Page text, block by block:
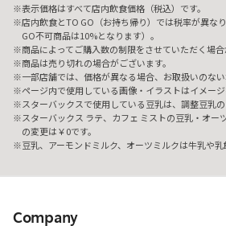
表示価格はすべて店内飲食価格（税込）です。
店内飲食とTO GO（お持ち帰り）では税率が異な
GO不可商品は10%となります）。
商品によってご購入数の制限をさせていただく場合
商品は売り切れの場合がございます。
一部店舗では、価格が異なる場合、お取扱いのない
ページ内で使用している画像・イラストはイメージ
スターバックスで使用している豆乳は、調整豆乳の
スターバックス ラテ、カフェ ミストの豆乳・オー
の変更は￥0です。
豆乳、アーモンドミルク、オーツミルクは牛乳や乳
Company